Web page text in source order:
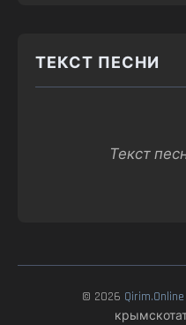
ТЕКСТ ПЕСНИ
Текст
© 2026 Qirim.Online